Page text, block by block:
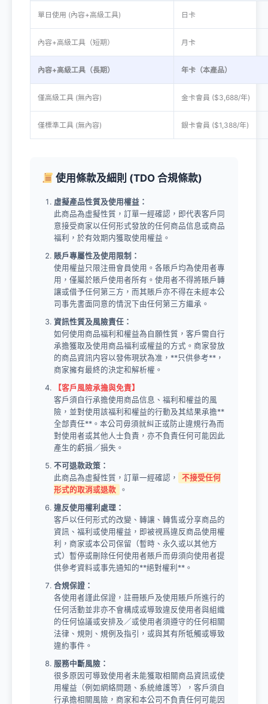
單日使用 (內容+高級工具) 日卡
內容+高級工具（短期） 月卡
內容+高級工具（長期） 年卡（本產品）
僅高級工具 (無內容) 金卡會員 ($3,688/年)
僅標準工具 (無內容) 銀卡會員 ($1,388/年)
使用條款及細則 (TDO 合規條款)
虛擬產品性質及使用權益：
此商品為虛擬性質，訂單一經確認，即代表客戶同
意接受商家以任何形式發放的任何商品信息或商品
福利，於有效期内獲取使用權益。
賬戶專屬性及使用限制：
使用權益只限注冊會員使用。各賬戶均為使用者專
用，僅屬於賬戶使用者所有。使用者不得將賬戶轉
讓或借予任何第三方，而其賬戶亦不得在未經本公
司事先書面同意的情況下由任何第三方繼承。
資訊性質及風險責任：
如何使用商品福利和權益為自願性質，客戶需自行
承擔獲取及使用商品福利或權益的方式。商家發放
的商品資訊内容以發佈現狀為准，**只供參考**，
商家擁有最終的決定和解析權。
【客戶風險承擔與免責】
客戶須自行承擔使用商品信息、福利和權益的風
險，並對使用該福利和權益的行動及其結果承擔**
全部責任**。本公司毋須就糾正或防止違規行為而
對使用者或其他人士負責，亦不負責任何可能因此
產生的虧損／損失。
不可退款政策：
此商品為虛擬性質，訂單一經確認，
不接受任何
形式的取消或退款
。
違反使用權利處理：
客戶以任何形式的改變、轉讓、轉售或分享商品的
資訊、福利或使用權益，即被視爲違反商品使用權
利，商家或本公司保留（暫時、永久或以其他方
式）暫停或刪除任何使用者賬戶而毋須向使用者提
供參考資料或事先通知的**絕對權利**。
合規保證：
各使用者謹此保證，註冊賬戶及使用賬戶所進行的
任何活動並非亦不會構成或導致違反使用者與組織
的任何協議或安排及／或使用者須遵守的任何相關
法律、規則、規例及指引，或與其有所牴觸或導致
違約事件。
服務中斷風險：
很多原因可導致使用者未能獲取相關商品資訊或使
用權益（例如網絡問題、系統維護等），客戶須自
行承擔相關風險，商家和本公司不負責任何可能因